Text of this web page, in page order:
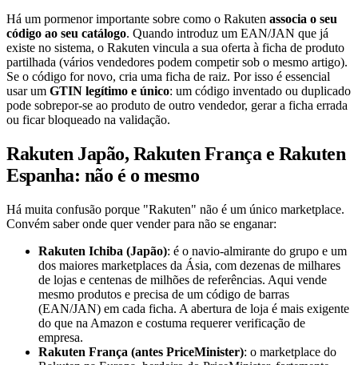
Há um pormenor importante sobre como o Rakuten associa o seu
código ao seu catálogo. Quando introduz um EAN/JAN que já
existe no sistema, o Rakuten vincula a sua oferta à ficha de produto
partilhada (vários vendedores podem competir sob o mesmo artigo).
Se o código for novo, cria uma ficha de raiz. Por isso é essencial
usar um GTIN legítimo e único: um código inventado ou duplicado
pode sobrepor-se ao produto de outro vendedor, gerar a ficha errada
ou ficar bloqueado na validação.
Rakuten Japão, Rakuten França e Rakuten
Espanha: não é o mesmo
Há muita confusão porque "Rakuten" não é um único marketplace.
Convém saber onde quer vender para não se enganar:
Rakuten Ichiba (Japão): é o navio-almirante do grupo e um
dos maiores marketplaces da Ásia, com dezenas de milhares
de lojas e centenas de milhões de referências. Aqui vende
mesmo produtos e precisa de um código de barras
(EAN/JAN) em cada ficha. A abertura de loja é mais exigente
do que na Amazon e costuma requerer verificação de
empresa.
Rakuten França (antes PriceMinister): o marketplace do